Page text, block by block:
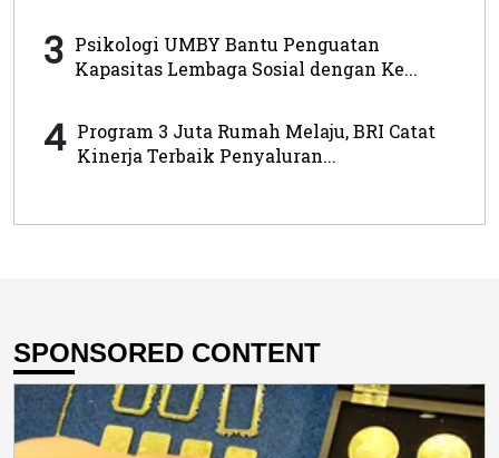
3 Psikologi UMBY Bantu Penguatan
Kapasitas Lembaga Sosial dengan Ke...
4 Program 3 Juta Rumah Melaju, BRI Catat
Kinerja Terbaik Penyaluran...
SPONSORED CONTENT